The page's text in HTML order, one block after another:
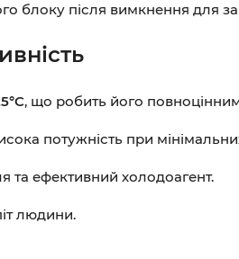
блоку після вимкнення для
, що робить його
потужність при
та ефективний холодоагент.
людини.